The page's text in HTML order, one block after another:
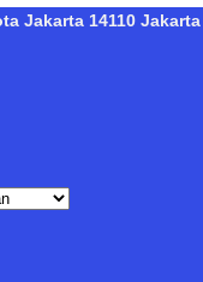
Jakarta 14110